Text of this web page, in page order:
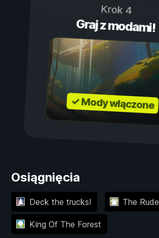
Krok 4
Graj z modami!
✓ Mody włączone
Osiągnięcia
Deck the trucks! The Rude
King Of The Forest